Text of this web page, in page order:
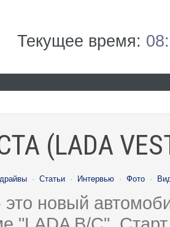
Текущее время:
(LADA
· Статьи · Интервью · Фото ·
это новый